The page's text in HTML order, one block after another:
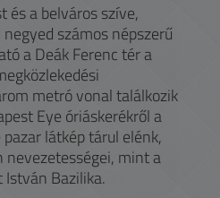
és a belváros szíve,
számos népszerű
a Deák Ferenc tér a
metró vonal találkozik
Eye óriáskerékről a
látkép tárul elénk,
nevezetességei, mint a
Bazilika.